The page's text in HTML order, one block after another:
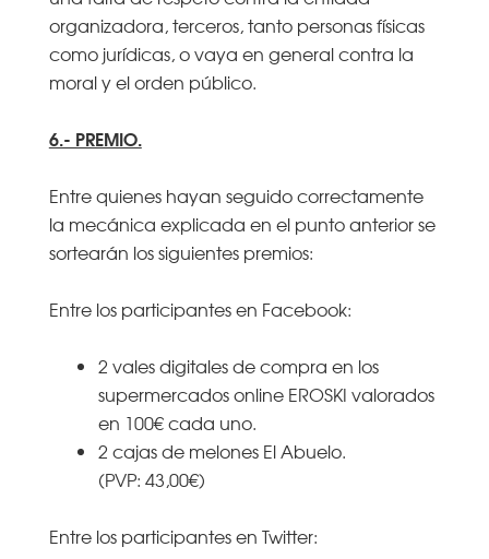
organizadora, terceros, tanto personas físicas
como jurídicas, o vaya en general contra la
moral y el orden público.
6.- PREMIO.
Entre quienes hayan seguido correctamente
la mecánica explicada en el punto anterior se
sortearán los siguientes premios:
Entre los participantes en Facebook:
2 vales digitales de compra en los
supermercados online EROSKI valorados
en 100€ cada uno.
2 cajas de melones El Abuelo.
(PVP: 43,00€)
Entre los participantes en Twitter: